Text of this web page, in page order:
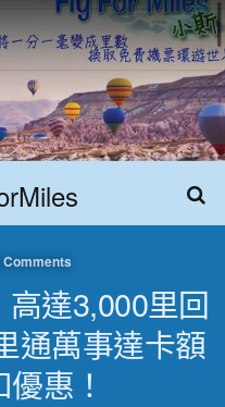
Comments
達3,000里回
通萬事達卡額
惠！